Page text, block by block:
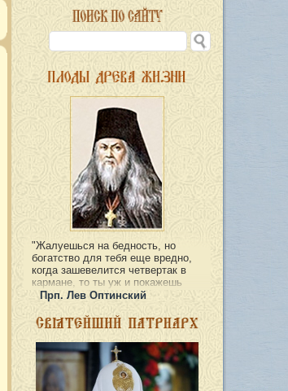
Жалуешься на бедность, но
богатство для тебя еще вредно,
когда зашевелится четвертак в
кармане, то ты уж и покажешь
себя.
Прп. Лев Оптинский